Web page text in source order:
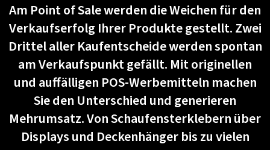
Am Point of Sale werden die Weichen für den
Verkaufserfolg Ihrer Produkte gestellt. Zwei
Drittel aller Kaufentscheide werden spontan
am Verkaufspunkt gefällt. Mit originellen
und auffälligen POS-Werbemitteln machen
Sie den Unterschied und generieren
Mehrumsatz. Von Schaufensterklebern über
Displays und Deckenhänger bis zu vielen